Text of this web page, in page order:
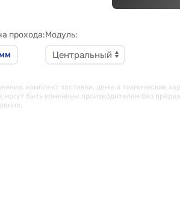
прохода
мм
Модуль
комплект поставки, цены и технические
могут быть изменены производителем без